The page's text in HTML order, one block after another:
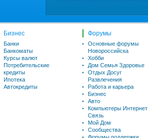
Бизнес
Банки
Банкоматы
Курсы валют
Потребительские
кредиты
Ипотека
Автокредиты
Форумы
Основные форумы
Новороссийска
Хобби
Дом Семья Здоровье
Отдых Досуг
Развлечения
Работа и карьера
Бизнес
Авто
Компьютеры Интернет
Связь
Мой Дом
Сообщества